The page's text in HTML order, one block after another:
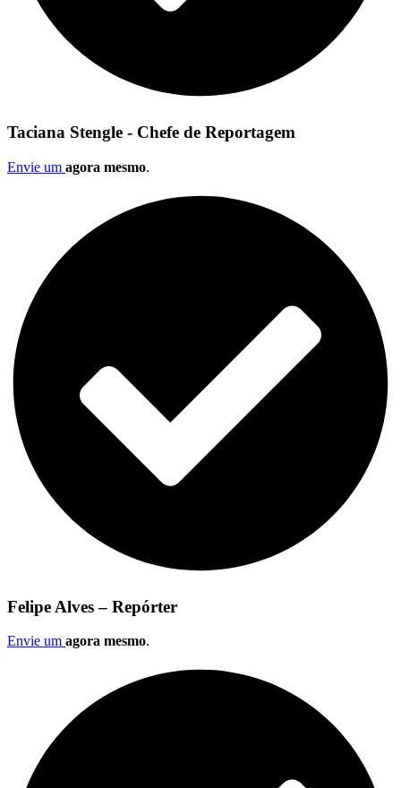
Taciana Stengle - Chefe de Reportagem
Envie um agora mesmo.
Felipe Alves – Repórter
Envie um agora mesmo.